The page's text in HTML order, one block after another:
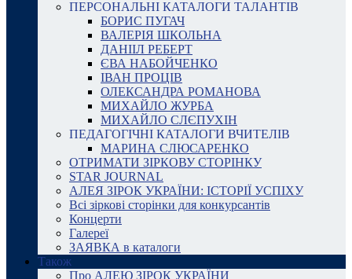
ПЕРСОНАЛЬНІ КАТАЛОГИ ТАЛАНТІВ
БОРИС ПУГАЧ
ВАЛЕРІЯ ШКОЛЬНА
ДАНІІЛ РЕБЕРТ
ЄВА НАБОЙЧЕНКО
ІВАН ПРОЦІВ
ОЛЕКСАНДРА РОМАНОВА
МИХАЙЛО ЖУРБА
МИХАЙЛО СЛЄПУХІН
ПЕДАГОГІЧНІ КАТАЛОГИ ВЧИТЕЛІВ
МАРИНА СЛЮСАРЕНКО
ОТРИМАТИ ЗІРКОВУ СТОРІНКУ
STAR JOURNAL
АЛЕЯ ЗІРОК УКРАЇНИ: ІСТОРІЇ УСПІХУ
Всі зіркові сторінки для конкурсантів
Концерти
Галереї
ЗАЯВКА в каталоги
Також
Про АЛЕЮ ЗІРОК УКРАЇНИ